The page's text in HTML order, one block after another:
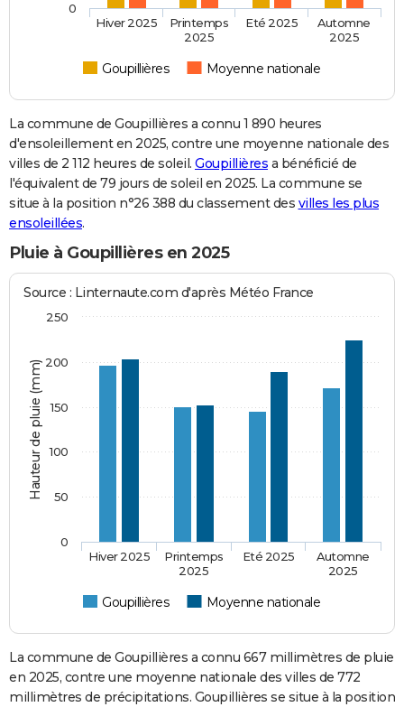
Goupillières Moyenne nationale
Hiver 2025
Printemps
2025
Eté 2025
Automne
2025
0
La commune de Goupillières a connu 1 890 heures
d'ensoleillement en 2025, contre une moyenne nationale des
villes de 2 112 heures de soleil. Goupillières a bénéficié de
l'équivalent de 79 jours de soleil en 2025. La commune se
situe à la position n°26 388 du classement des villes les plus
ensoleillées.
Pluie à Goupillières en 2025
Hauteur de pluie (mm)
Source : Linternaute.com d'après Météo France
Goupillières Moyenne nationale
Hiver 2025
Printemps
2025
Eté 2025
Automne
2025
0
50
100
150
200
250
La commune de Goupillières a connu 667 millimètres de pluie
en 2025, contre une moyenne nationale des villes de 772
millimètres de précipitations. Goupillières se situe à la position